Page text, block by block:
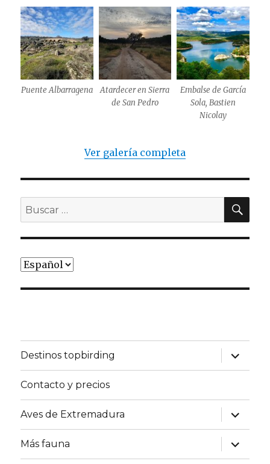
Puente Albarragena
Atardecer en Sierra
de San Pedro
Embalse de García
Sola, Bastien
Nicolay
Ver galería completa
Buscar
por:
Elegir
Destinos topbirding
expande
el
menú
Contacto y precios
Aves de Extremadura
expande
el
menú
inferior
Más fauna
expande
el
menú